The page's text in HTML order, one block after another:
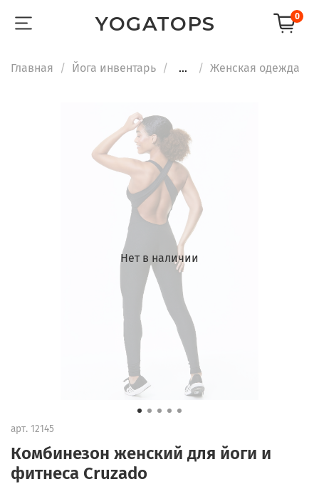
YOGATOPS 0
Главная Йога инвентарь ... Женская одежда
Нет в наличии
арт. 12145
Комбинезон женский для йоги и
фитнеса Cruzado